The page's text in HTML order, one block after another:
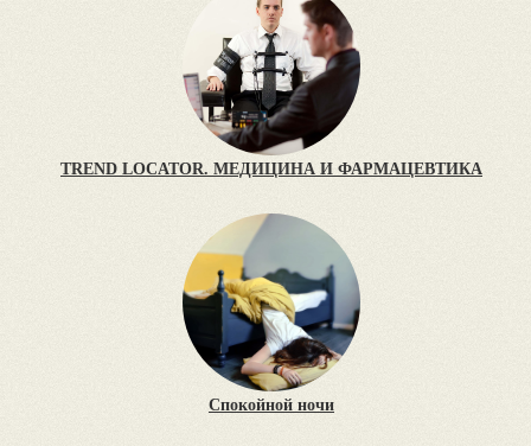
TREND LOCATOR. МЕДИЦИНА И ФАРМАЦЕВТИКА
Спокойной ночи